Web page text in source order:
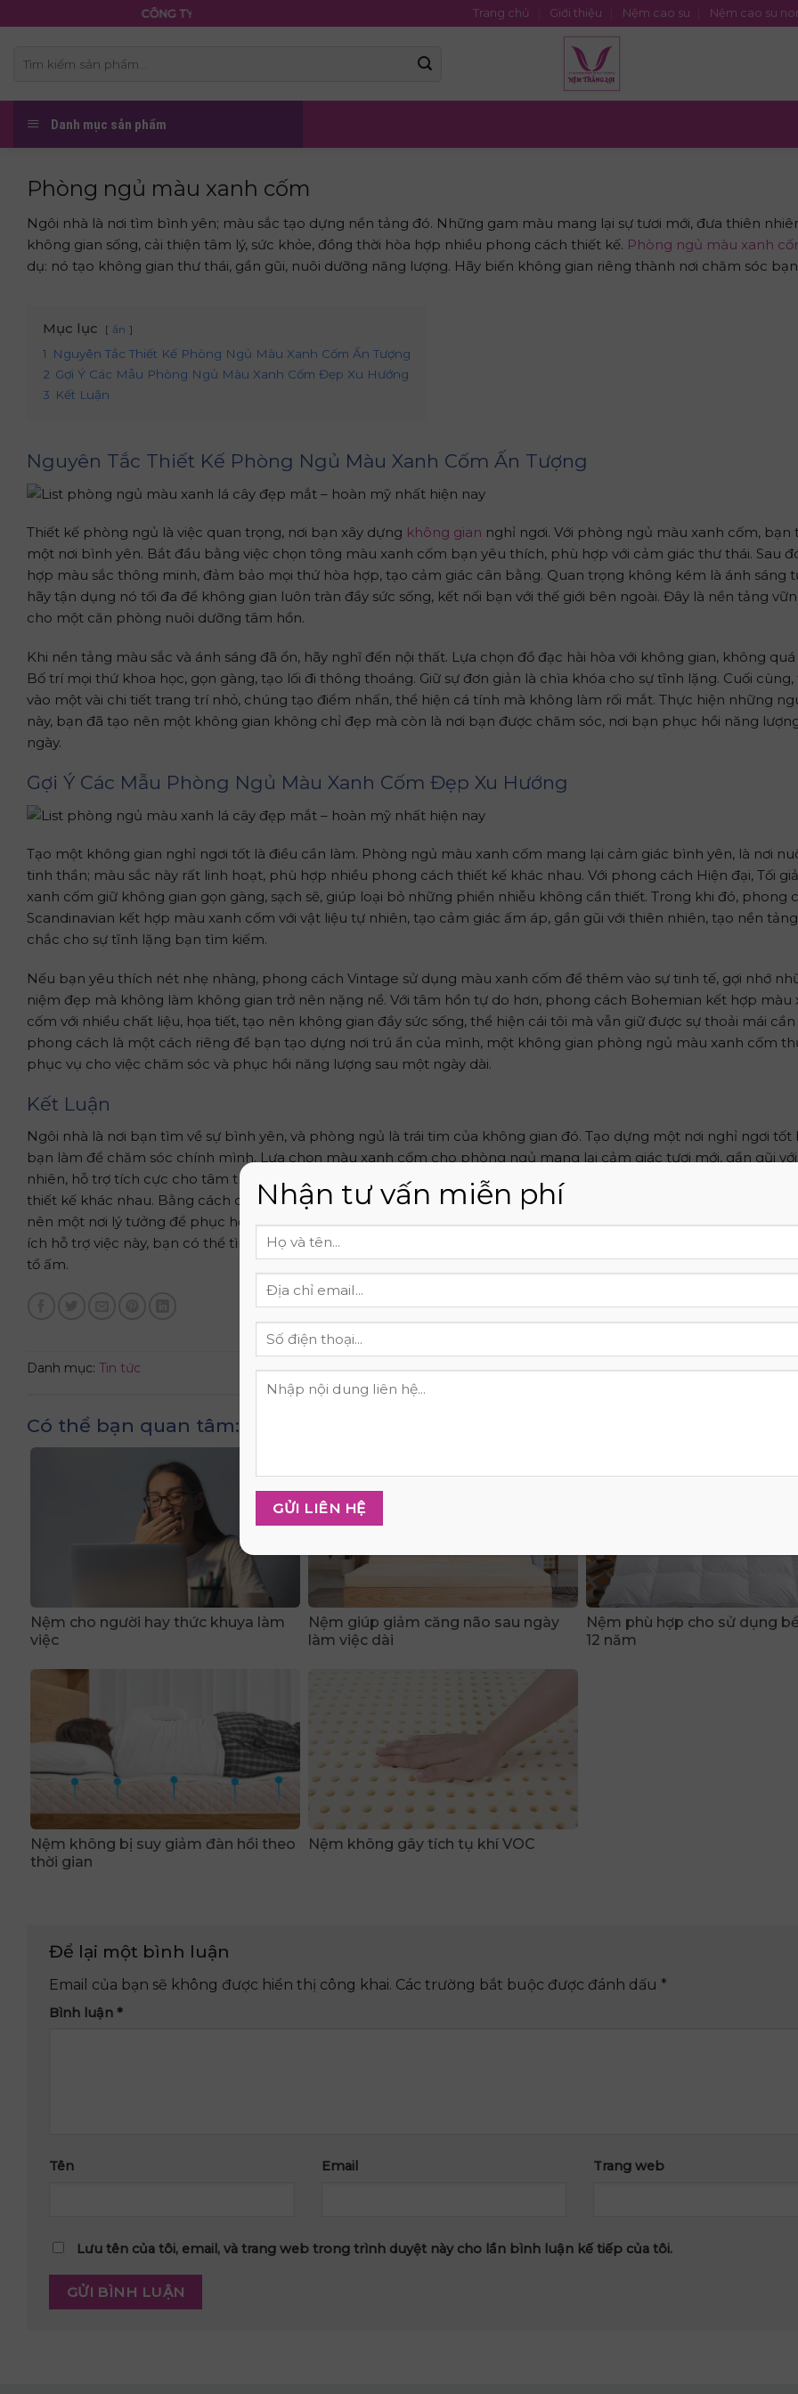
to
CÔNG TY TNHH NỆM THẮNG LỢI Trang chủ Giới thiệu Nệm cao su Nệm cao su
kiếm:
Danh mục sản phẩm
Phòng ngủ màu xanh cốm
Ngôi nhà là nơi tìm bình yên; màu sắc tạo dựng nền tảng đó. Những gam màu mang lại sự tươi mới, đưa thiên
không gian sống, cải thiện tâm lý, sức khỏe, đồng thời hòa hợp nhiều phong cách thiết kế. Phòng ngủ màu xanh
dụ: nó tạo không gian thư thái, gần gũi, nuôi dưỡng năng lượng. Hãy biến không gian riêng thành nơi chăm sóc
Mục lục ẩn
1
Nguyên Tắc Thiết Kế Phòng Ngủ Màu Xanh Cốm Ấn Tượng
2 Gợi Ý Các Mẫu Phòng Ngủ Màu Xanh Cốm Đẹp Xu Hướng
3 Kết Luận
Nguyên Tắc Thiết Kế Phòng Ngủ Màu Xanh Cốm Ấn Tượng
Thiết kế phòng ngủ là việc quan trọng, nơi bạn xây dựng không gian nghỉ ngơi. Với phòng ngủ màu xanh cốm, bạn
một nơi bình yên. Bắt đầu bằng việc chọn tông màu xanh cốm bạn yêu thích, phù hợp với cảm giác thư thái. Sau
hợp màu sắc thông minh, đảm bảo mọi thứ hòa hợp, tạo cảm giác cân bằng. Quan trọng không kém là ánh sáng
hãy tận dụng nó tối đa để không gian luôn tràn đầy sức sống, kết nối bạn với thế giới bên ngoài. Đây là nền tảng
cho một căn phòng nuôi dưỡng tâm hồn.
Khi nền tảng màu sắc và ánh sáng đã ổn, hãy nghĩ đến nội thất. Lựa chọn đồ đạc hài hòa với không gian, không quá
Bố trí mọi thứ khoa học, gọn gàng, tạo lối đi thông thoáng. Giữ sự đơn giản là chìa khóa cho sự tĩnh lặng. Cuối
vào một vài chi tiết trang trí nhỏ, chúng tạo điểm nhấn, thể hiện cá tính mà không làm rối mắt. Thực hiện những
này, bạn đã tạo nên một không gian không chỉ đẹp mà còn là nơi bạn được chăm sóc, nơi bạn phục hồi năng
ngày.
Gợi Ý Các Mẫu Phòng Ngủ Màu Xanh Cốm Đẹp Xu Hướng
Tạo một không gian nghỉ ngơi tốt là điều cần làm. Phòng ngủ màu xanh cốm mang lại cảm giác bình yên, là nơi
tinh thần; màu sắc này rất linh hoạt, phù hợp nhiều phong cách thiết kế khác nhau. Với phong cách Hiện đại, Tối
xanh cốm giữ không gian gọn gàng, sạch sẽ, giúp loại bỏ những phiền nhiễu không cần thiết. Trong khi đó, phong
Scandinavian kết hợp màu xanh cốm với vật liệu tự nhiên, tạo cảm giác ấm áp, gần gũi với thiên nhiên, tạo nền
chắc cho sự tĩnh lặng bạn tìm kiếm.
Nếu bạn yêu thích nét nhẹ nhàng, phong cách Vintage sử dụng màu xanh cốm để thêm vào sự tinh tế, gợi nhớ
niệm đẹp mà không làm không gian trở nên nặng nề. Với tâm hồn tự do hơn, phong cách Bohemian kết hợp màu
cốm với nhiều chất liệu, họa tiết, tạo nên không gian đầy sức sống, thể hiện cái tôi mà vẫn giữ được sự thoải mái
phong cách là một cách riêng để bạn tạo dựng nơi trú ẩn của mình, một không gian phòng ngủ màu xanh cốm
phục vụ cho việc chăm sóc và phục hồi năng lượng sau một ngày dài.
Kết Luận
Ngôi nhà là nơi bạn tìm về sự bình yên, và phòng ngủ là trái tim của không gian đó. Tạo dựng một nơi nghỉ ngơi tốt
bạn làm để chăm sóc chính mình. Lựa chọn màu xanh cốm cho phòng ngủ mang lại cảm giác tươi mới, gần gũi
nhiên, hỗ trợ tích cực cho tâm trạng và sức khỏe; màu sắc này cũng rất linh hoạt, dễ dàng hòa hợp với nhiều phong
thiết kế khác nhau. Bằng cách chọn tông màu phù hợp, tận dụng ánh sáng tự nhiên, bố trí không gian khoa học,
nên một nơi lý tưởng để phục hồi năng lượng. Đây là không gian nuôi dưỡng bạn sau mỗi ngày. Để có thêm thông
ích hỗ trợ việc này, bạn có thể tìm hiểu thêm; website
tổ ấm.
Danh mục: Tin tức
Có thể bạn quan tâm:
Nệm cho người hay thức khuya làm
việc
Nệm giúp giảm căng não sau ngày
làm việc dài
Nệm phù hợp cho sử dụng
12 năm
Nệm không bị suy giảm đàn hồi theo
thời gian
Nệm không gây tích tụ khí VOC
Để lại một bình luận
Email của bạn sẽ không được hiển thị công khai. Các trường bắt buộc được đánh dấu *
Bình luận *
Tên Email Trang web
Lưu tên của tôi, email, và trang web trong trình duyệt này cho lần bình luận kế tiếp của tôi.
Nhận tư vấn miễn phí